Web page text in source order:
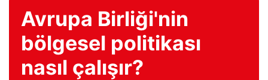
Avrupa Birliği'nin
bölgesel politikası
nasıl çalışır?